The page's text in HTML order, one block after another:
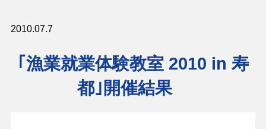
2010.07.7
｢漁業就業体験教室 2010 in 寿
都｣開催結果